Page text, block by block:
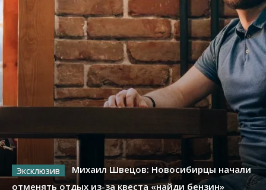
Михаил Швецов: Новосибирцы начали
отменять отдых из-за квеста «найди бензин»